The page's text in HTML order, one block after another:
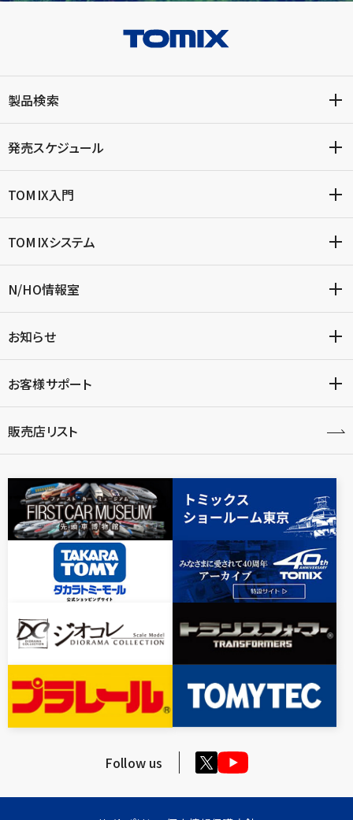
製品検索
発売スケジュール
TOMIX入門
TOMIXシステム
N/HO情報室
お知らせ
お客様サポート
販売店リスト
Follow us